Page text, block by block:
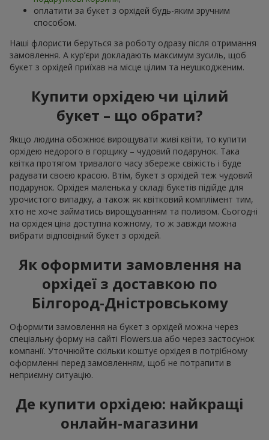
оплатити за букет з орхідей будь-яким зручним
способом.
Наші флористи беруться за роботу одразу після отримання
замовлення. А кур’єри докладають максимум зусиль, щоб
букет з орхідей приїхав на місце цілим та неушкодженим.
Купити орхідею чи цілий
букет – що обрати?
Якщо людина обожнює вирощувати живі квіти, то купити
орхідею недорого в горщику – чудовий подарунок. Така
квітка протягом тривалого часу збереже свіжість і буде
радувати своєю красою. Втім, букет з орхідей теж чудовий
подарунок. Орхідея маленька у складі букетів підійде для
урочистого випадку, а також як квітковий комплімент тим,
хто не хоче займатись вирощуванням та поливом. Сьогодні
на орхідея ціна доступна кожному, то ж завжди можна
вибрати відповідний букет з орхідей.
Як оформити замовлення на
орхідеї з доставкою по
Білгород-Дністровському
Оформити замовлення на букет з орхідей можна через
спеціальну форму на сайті Flowers.ua або через застосунок
компанії. Уточнюйте скільки коштує орхідея в потрібному
оформленні перед замовленням, щоб не потрапити в
неприємну ситуацію.
Де купити орхідею: найкращі
онлайн-магазини